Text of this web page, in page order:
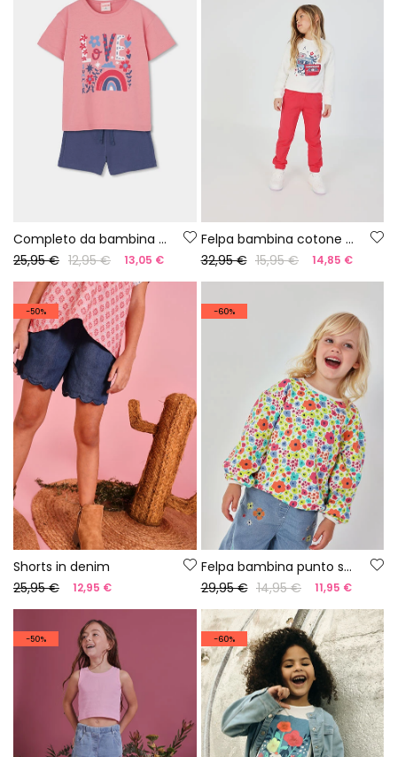
Completo da bambina in rosa e blu
25,95 € 12,95 € 13,05 €
Felpa bambina cotone bianco
32,95 € 15,95 € 14,85 €
-50%
Shorts in denim
25,95 €
12,95 €
-60%
Felpa bambina punto stampato
29,95 € 14,95 € 11,95 €
-50% -60%